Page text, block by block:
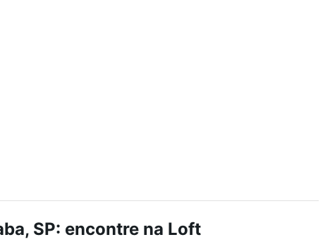
SP: encontre na Loft